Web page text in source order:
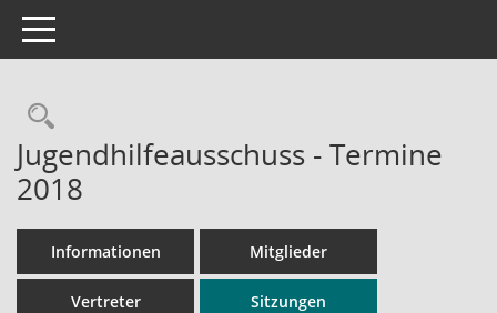
Toggle navigation
Rechercheauswahl
Jugendhilfeausschuss - Termine
2018
Informationen Mitglieder
Vertreter Sitzungen